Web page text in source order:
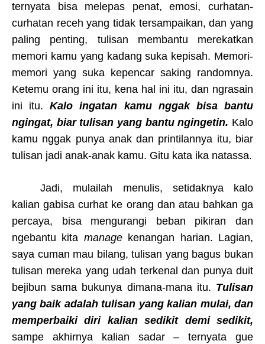
ternyata bisa melepas penat, emosi, curhatan-
curhatan receh yang tidak tersampaikan, dan yang
paling penting, tulisan membantu merekatkan
memori kamu yang kadang suka kepisah. Memori-
memori yang suka kepencar saking randomnya.
Ketemu orang ini itu, kena hal ini itu, dan ngrasain
ini itu.Kalo ingatan kamu nggak bisa bantu
ngingat, biar tulisan yang bantu ngingetin. Kalo
kamu nggak punya anak dan printilannya itu, biar
tulisan jadi anak-anak kamu. Gitu kata ika natassa.
Jadi, mulailah menulis, setidaknya kalo
kalian gabisa curhat ke orang dan atau bahkan ga
percaya, bisa mengurangi beban pikiran dan
ngebantu kita managekenangan harian. Lagian,
saya cuman mau bilang, tulisan yang bagus bukan
tulisan mereka yang udah terkenal dan punya duit
bejibun sama bukunya dimana-mana itu. Tulisan
yang baik adalah tulisan yang kalian mulai, dan
memperbaiki diri kalian sedikit demi sedikit,
sampe akhirnya kalian sadar – ternyata gue